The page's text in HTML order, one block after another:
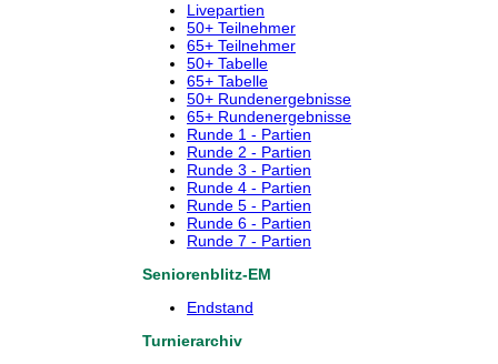
Livepartien
50+ Teilnehmer
65+ Teilnehmer
50+ Tabelle
65+ Tabelle
50+ Rundenergebnisse
65+ Rundenergebnisse
Runde 1 - Partien
Runde 2 - Partien
Runde 3 - Partien
Runde 4 - Partien
Runde 5 - Partien
Runde 6 - Partien
Runde 7 - Partien
Seniorenblitz-EM
Endstand
Turnierarchiv